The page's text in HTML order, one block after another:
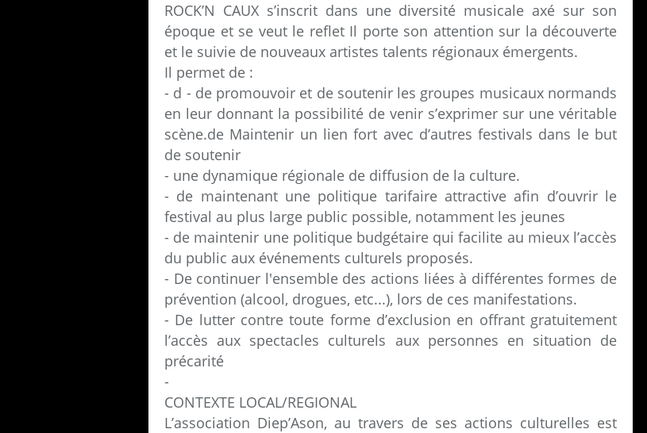
ROCK’N CAUX s’inscrit dans une diversité musicale axé sur son
époque et se veut le reflet Il porte son attention sur la découverte
et le suivie de nouveaux artistes talents régionaux émergents.
Il permet de :
- d - de promouvoir et de soutenir les groupes musicaux normands
en leur donnant la possibilité de venir s’exprimer sur une véritable
scène.de Maintenir un lien fort avec d’autres festivals dans le but
de soutenir
- une dynamique régionale de diffusion de la culture.
- de maintenant une politique tarifaire attractive afin d’ouvrir le
festival au plus large public possible, notamment les jeunes
- de maintenir une politique budgétaire qui facilite au mieux l’accès
du public aux événements culturels proposés.
- De continuer l'ensemble des actions liées à différentes formes de
prévention (alcool, drogues, etc...), lors de ces manifestations.
- De lutter contre toute forme d’exclusion en offrant gratuitement
l’accès aux spectacles culturels aux personnes en situation de
précarité
-
CONTEXTE LOCAL/REGIONAL
L’association Diep’Ason, au travers de ses actions culturelles est